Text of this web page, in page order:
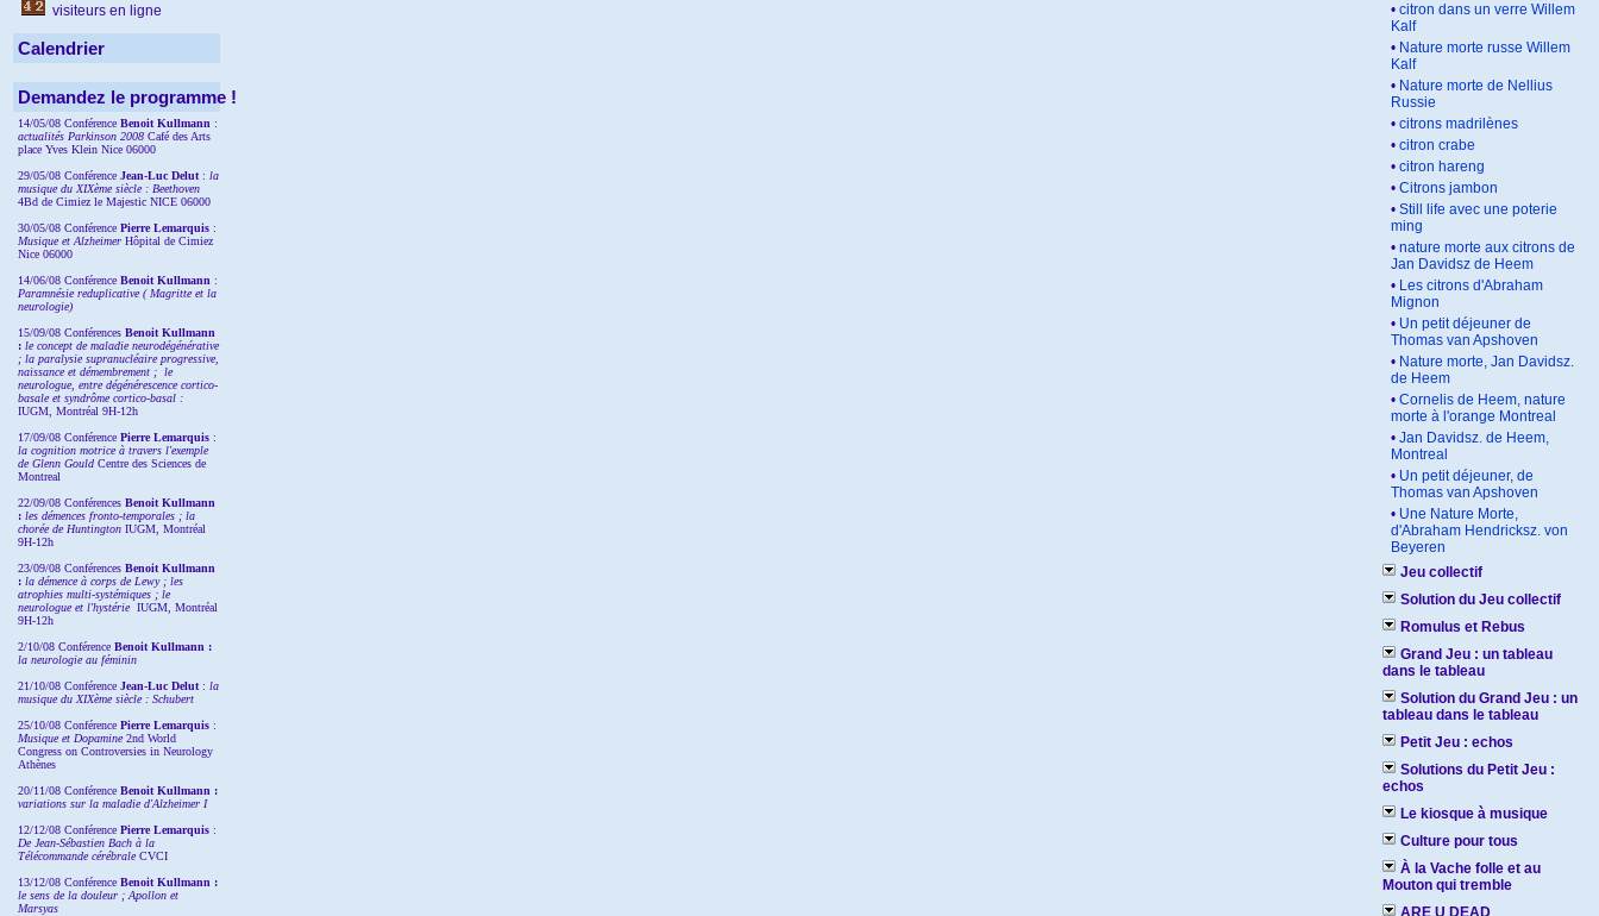
visiteurs en ligne
Calendrier
Demandez le programme !
14/05/08 Conférence Benoit Kullmann :
actualités Parkinson 2008 Café des Arts
place Yves Klein Nice 06000
29/05/08 Conférence Jean-Luc Delut : la
musique du XIXème siècle : Beethoven
4Bd de Cimiez le Majestic NICE 06000
30/05/08 Conférence Pierre Lemarquis :
Musique et Alzheimer Hôpital de Cimiez
Nice 06000
14/06/08 Conférence Benoit Kullmann :
Paramnésie reduplicative ( Magritte et la
neurologie)
15/09/08 Conférences Benoit Kullmann
: le concept de maladie neurodégénérative
; la paralysie supranucléaire progressive,
naissance et démembrement ; le
neurologue, entre dégénérescence cortico-
basale et syndrôme cortico-basal :
IUGM, Montréal 9H-12h
17/09/08 Conférence Pierre Lemarquis :
la cognition motrice à travers l'exemple
de Glenn Gould Centre des Sciences de
Montreal
22/09/08 Conférences Benoit Kullmann
: les démences fronto-temporales ; la
chorée de Huntington IUGM, Montréal
9H-12h
23/09/08 Conférences Benoit Kullmann
: la démence à corps de Lewy ; les
atrophies multi-systémiques ; le
neurologue et l'hystérie IUGM, Montréal
9H-12h
2/10/08 Conférence Benoit Kullmann :
la neurologie au féminin
21/10/08 Conférence Jean-Luc Delut : la
musique du XIXème siècle : Schubert
25/10/08 Conférence Pierre Lemarquis :
Musique et Dopamine2nd World
Congress on Controversies in Neurology
Athènes
20/11/08 Conférence Benoit Kullmann :
variations sur la maladie d'Alzheimer I
12/12/08 Conférence Pierre Lemarquis :
De Jean-Sébastien Bach à la
Télécommande cérébraleCVCI
13/12/08 Conférence Benoit Kullmann :
le sens de la douleur ; Apollon et
Marsyas
• citron dans un verre Willem
Kalf
• Nature morte russe Willem
Kalf
• Nature morte de Nellius
Russie
• citrons madrilènes
• citron crabe
• citron hareng
• Citrons jambon
• Still life avec une poterie
ming
• nature morte aux citrons de
Jan Davidsz de Heem
• Les citrons d'Abraham
Mignon
• Un petit déjeuner de
Thomas van Apshoven
• Nature morte, Jan Davidsz.
de Heem
• Cornelis de Heem, nature
morte à l'orange Montreal
• Jan Davidsz. de Heem,
Montreal
• Un petit déjeuner, de
Thomas van Apshoven
• Une Nature Morte,
d'Abraham Hendricksz. von
Beyeren
Jeu collectif
Solution du Jeu collectif
Romulus et Rebus
Grand Jeu : un tableau
dans le tableau
Solution du Grand Jeu : un
tableau dans le tableau
Petit Jeu : echos
Solutions du Petit Jeu :
echos
Le kiosque à musique
Culture pour tous
À la Vache folle et au
Mouton qui tremble
ARE U DEAD